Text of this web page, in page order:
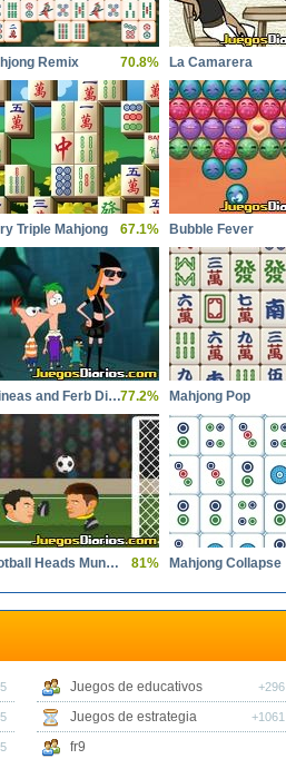
Remix 70.8% La Camarera
Triple Mahjong 67.1% Bubble Fever
Phineas and Ferb Dimension of Dooom77.2% Mahjong Pop
Football Heads Mundial 2014 81% Mahjong Collapse
Juegos de educativos +296
Juegos de estrategia +1061
fr9